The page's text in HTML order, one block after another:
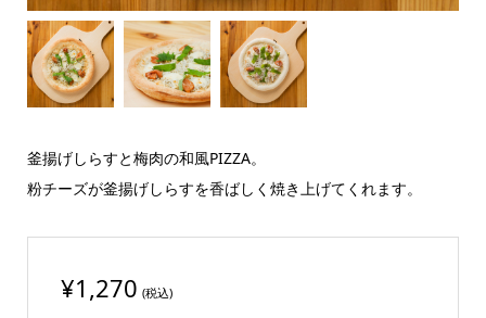
釜揚げしらすと梅肉の和風PIZZA。
粉チーズが釜揚げしらすを香ばしく焼き上げてくれます。
¥1,270 (税込)